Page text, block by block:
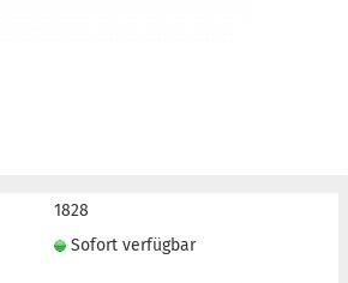
1828
Sofort verfügbar